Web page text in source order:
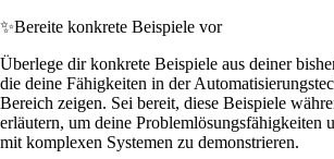
✨Bereite konkrete Beispiele vor
Überlege dir konkrete Beispiele aus deiner
die deine Fähigkeiten in der
Bereich zeigen. Sei bereit, diese Beispiele
erläutern, um deine Problemlösungsfähigkeiten
mit komplexen Systemen zu demonstrieren.